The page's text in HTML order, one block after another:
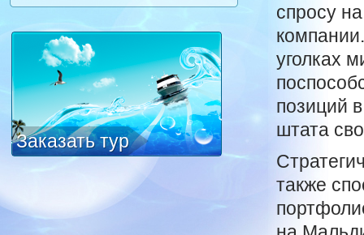
Заказать тур
спросу
уголках
позиций
штата
также